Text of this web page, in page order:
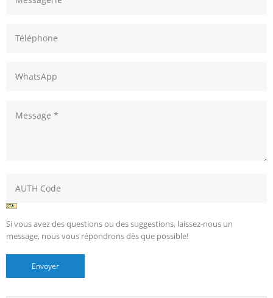
Si vous avez des questions ou des suggestions, laissez-nous un
message, nous vous répondrons dès que possible!